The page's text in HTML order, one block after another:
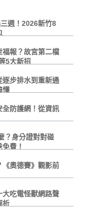
週！2026新竹8
福報？故宮第二檔
5大新招
步排水到重新通
懂
全防護網！從資訊
？身分證對對碰
費！
奧德賽》觀影前
大吃電怪獸網路聲
析